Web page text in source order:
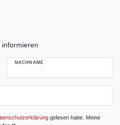
informieren
NACHNAME
gelesen habe. Meine